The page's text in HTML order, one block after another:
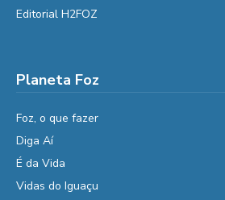
Editorial H2FOZ
Planeta Foz
Foz, o que fazer
Diga Aí
É da Vida
Vidas do Iguaçu